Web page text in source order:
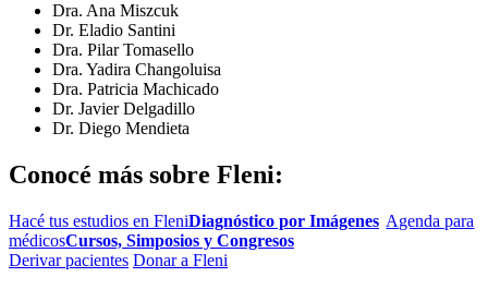
Dra. Ana Miszcuk
Dr. Eladio Santini
Dra. Pilar Tomasello
Dra. Yadira Changoluisa
Dra. Patricia Machicado
Dr. Javier Delgadillo
Dr. Diego Mendieta
Conocé más sobre Fleni:
Hacé tus estudios en FleniDiagnóstico por Imágenes Agenda para
médicosCursos, Simposios y Congresos
Derivar pacientes Donar a Fleni